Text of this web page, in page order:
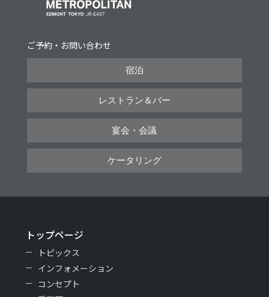
ご予約・お問い合わせ
宿泊
レストラン＆バー
宴会・会議
ケータリング
トップページ
トピックス
インフォメーション
コンセプト